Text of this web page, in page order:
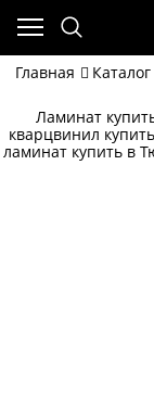
Главная Каталог
Ламинат
кварцвинил
ламинат купить в